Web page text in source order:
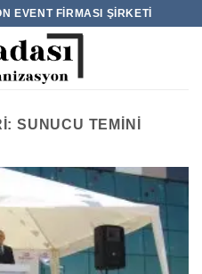
EVENT FIRMASI ŞIRKETI
SUNUCU TEMINI